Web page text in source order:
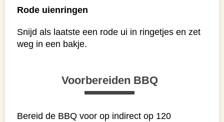
Rode uienringen
Snijd als laatste een rode ui in ringetjes en zet
weg in een bakje.
Voorbereiden BBQ
Bereid de BBQ voor op indirect op 120